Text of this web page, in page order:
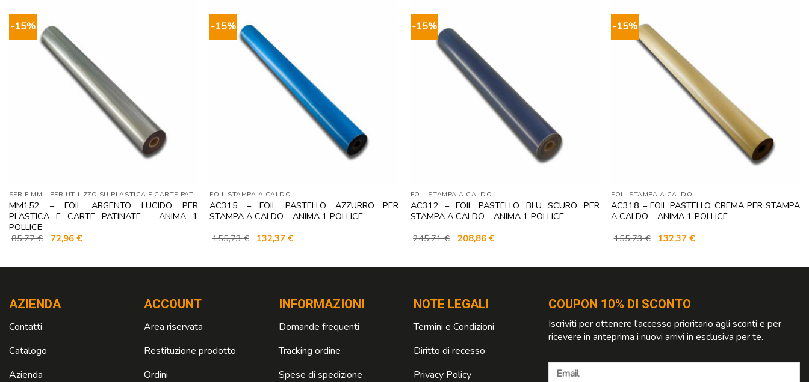
-15%
SERIE MM - PER UTILIZZO SU PLASTICA E CARTE PATINATE
MM152 – FOIL ARGENTO LUCIDO PER
PLASTICA E CARTE PATINATE – ANIMA 1
POLLICE
85,77€ Il
prezzo
72,96 €Il
-15%
FOIL STAMPA A CALDO
AC315 – FOIL PASTELLO AZZURRO PER
STAMPA A CALDO – ANIMA 1 POLLICE
155,73€ Il
prezzo
132,37€Il
-15%
FOIL STAMPA A CALDO
AC312 – FOIL PASTELLO BLU SCURO PER
STAMPA A CALDO – ANIMA 1 POLLICE
245,71€ Il
prezzo
208,86 €Il
-15%
FOIL STAMPA A CALDO
AC318 – FOIL PASTELLO CREMA PER STAMPA
A CALDO – ANIMA 1 POLLICE
155,73€ Il
prezzo
132,37€Il
AZIENDA
Contatti
Catalogo
Azienda
ACCOUNT
Area riservata
Restituzione prodotto
Ordini
INFORMAZIONI
Domande frequenti
Tracking ordine
Spese di spedizione
NOTE LEGALI
Termini e Condizioni
Diritto di recesso
Privacy Policy
COUPON 10% DI SCONTO
Iscriviti per ottenere l'accesso prioritario agli sconti e per
ricevere in anteprima i nuovi arrivi in esclusiva per te.